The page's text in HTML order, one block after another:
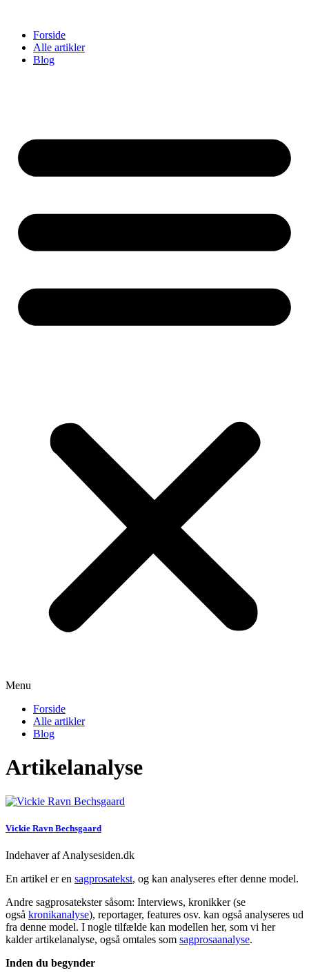
indholdForside
Alle artikler
Blog
Menu
Forside
Alle artikler
Blog
Artikelanalyse
Vickie Ravn Bechsgaard
Indehaver af Analysesiden.dk
En artikel er en sagprosatekst, og kan analyseres efter denne model.
Andre sagprosatekster såsom: Interviews, kronikker (se
også kronikanalyse), reportager, features osv. kan også analyseres ud
fra denne model. I nogle tilfælde kan modellen her, som vi her
kalder artikelanalyse, også omtales som sagprosaanalyse.
Inden du begynder